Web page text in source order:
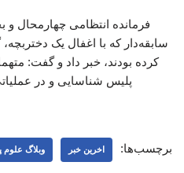
سابقه‌دار که با اغفال یک
کرده بودند، خبر داد و گفت:
پلیس شناسایی و در
برچسب‌ها: اخرین خبر وبلاگ